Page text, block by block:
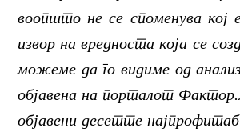
воопшто не се споменува кој
извор на вредноста која се
можеме да го видиме од
објавена на порталот
објавени десетте